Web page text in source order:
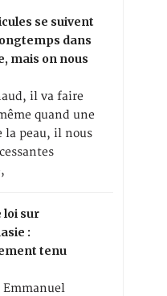
se suivent
dans
mais on nous
il va faire
quand une
la peau, il nous
loi sur
:
tenu